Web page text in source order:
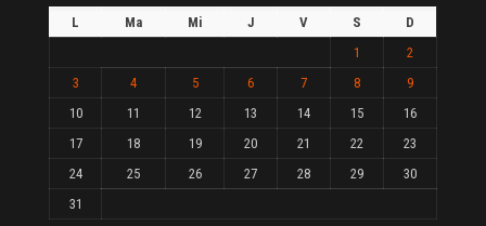
L Ma Mi J V S
D
1
2
3
4 5 6 7 8
9
10
11 12 13 14 15
16
17
18 19 20 21 22
23
24
25 26 27 28 29
30
31